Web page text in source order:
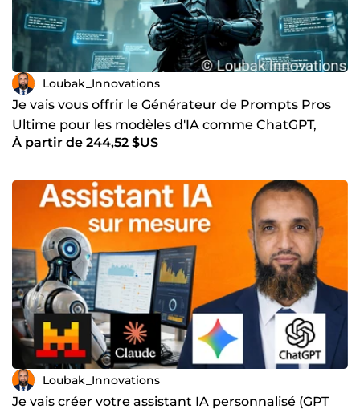
Loubak_Innovations
Je vais vous offrir le Générateur de Prompts Pros
Ultime pour les modèles d'IA comme ChatGPT,
Deepseek etc
À partir de 244,52 $US
Loubak_Innovations
Je vais créer votre assistant IA personnalisé (GPT